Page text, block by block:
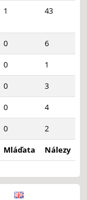
1 43
0
6
0
1
0
3
0
4
0
2
Mláďata Nálezy